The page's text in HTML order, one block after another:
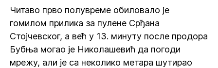
Читаво прво полувреме обиловало је
гомилом прилика за пулене Срђана
Стојчевског, а већ у 13. минуту после продора
Бубња могао је Николашевић да погоди
мрежу, али је са неколико метара шутирао